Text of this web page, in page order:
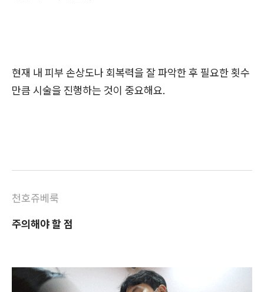
현재 내 피부 손상도나 회복력을 잘 파악한 후 필요한 횟수
만큼 시술을 진행하는 것이 중요해요.
천호쥬베룩
주의해야 할 점